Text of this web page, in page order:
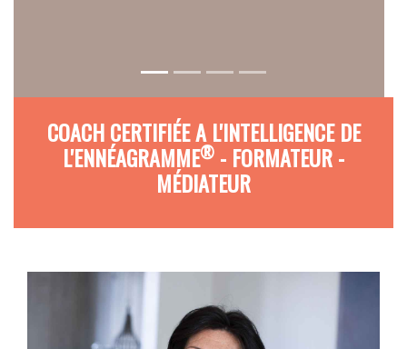
COACH CERTIFIÉE A L'INTELLIGENCE DE
L'ENNÉAGRAMME® - FORMATEUR -
MÉDIATEUR